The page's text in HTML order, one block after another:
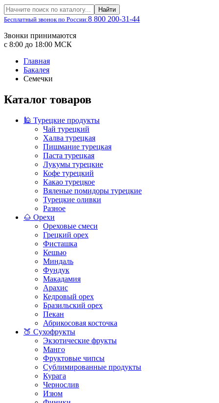
Найти
Бесплатный звонок по России:8 800 200-31-44
Звонки принимаются
с 8:00 до 18:00 МСК
Главная
Бакалея
Семечки
Каталог товаров
🕌 Турецкие продукты
Чай турецкий
Халва турецкая
Пишмание турецкая
Паста турецкая
Лукумы турецкие
Кофе турецкий
Какао турецкое
Вяленые помидоры турецкие
Турецкие оливки
Разное
🌰 Орехи
Ореховые смеси
Грецкий орех
Фисташка
Кешью
Миндаль
Фундук
Макадамия
Арахис
Кедровый орех
Бразильский орех
Пекан
Абрикосовая косточка
🍑 Сухофрукты
Экзотические фрукты
Манго
Фруктовые чипсы
Сублимированные продукты
Курага
Чернослив
Изюм